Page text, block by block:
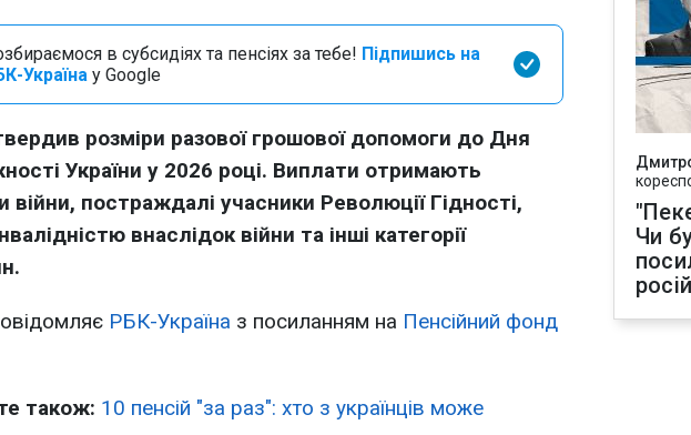
в субсидіях та пенсіях за тебе! Підпишись на
Україна у Google
розміри разової грошової допомоги до Дня
України у 2026 році. Виплати отримають
війни, постраждалі учасники Революції Гідності,
внаслідок війни та інші категорії
РБК-Україна з посиланням на Пенсійний фонд
також: 10 пенсій "за раз": хто з українців може
Чи